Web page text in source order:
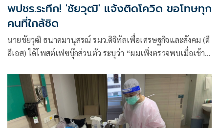
พปชร.ระทึก! 'ชัยวุฒิ' แจ้งติดโควิด ขอโทษทุก
คนที่ใกล้ชิด
นายชัยวุฒิ ธนาคมานุสรณ์ รมว.ดิจิทัลเพื่อเศรษฐกิจและสังคม (ดี
อีเอส) ได้โพสต์เฟซบุ๊กส่วนตัว ระบุว่า “ผมเพิ่งตรวจพบเมื่อเช้า
มาตรวจพบว่าติดจากการตรวจ ATK วันนี้